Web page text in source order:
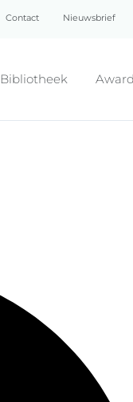
Contact Nieuwsbrief
Bibliotheek